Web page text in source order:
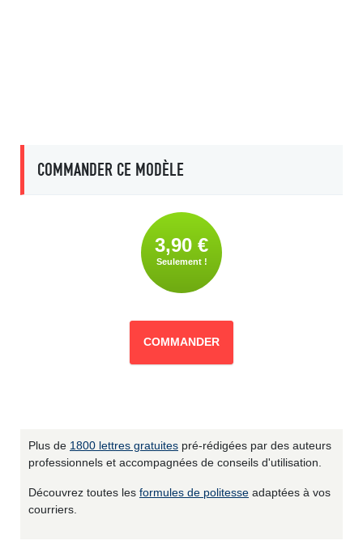
COMMANDER CE MODÈLE
3,90 €
Seulement !
COMMANDER
Plus de 1800 lettres gratuites pré-rédigées par des auteurs
professionnels et accompagnées de conseils d'utilisation.
Découvrez toutes les formules de politesse adaptées à vos
courriers.